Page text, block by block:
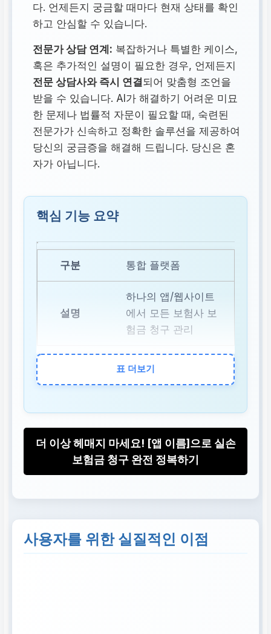
다. 언제든지 궁금할 때마다 현재 상태를 확인
하고 안심할 수 있습니다.
전문가 상담 연계: 복잡하거나 특별한 케이스,
혹은 추가적인 설명이 필요한 경우, 언제든지
전문 상담사와 즉시 연결되어 맞춤형 조언을
받을 수 있습니다. AI가 해결하기 어려운 미묘
한 문제나 법률적 자문이 필요할 때, 숙련된
전문가가 신속하고 정확한 솔루션을 제공하여
당신의 궁금증을 해결해 드립니다. 당신은 혼
자가 아닙니다.
핵심 기능 요약
통합 플랫폼
하나의 앱/웹사이트
에서 모든 보험사 보
험금 청구 관리
서류 자동화
로 서류 준비 시간 획
기적 단축
청구 진행 상황 및 예
상 지급일 투명하게
확인 가능
표 더보기
더 이상 헤매지 마세요! [앱 이름]으로 실손
보험금 청구 완전 정복하기
사용자를 위한 실질적인 이점